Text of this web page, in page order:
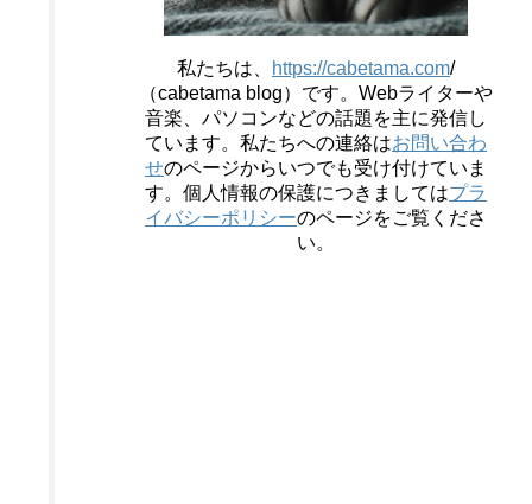
私たちは、 https://cabetama.com/
（cabetama blog）です。 Webライターや
音楽、パソコンなどの話題を主に発信し
ています。私たちへの連絡はお問い合わ
せのページからいつでも受け付けていま
す。個人情報の保護につきましてはプラ
イバシーポリシーのページをご覧くださ
い。